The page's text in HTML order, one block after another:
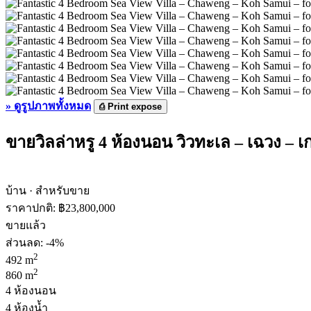
» ดูรูปภาพทั้งหมด ⎙Print expose
ขายวิลล่าหรู 4 ห้องนอน วิวทะเล – เฉวง –
บ้าน · สำหรับขาย
ราคาปกติ: ฿23,800,000
ขายแล้ว
ส่วนลด: -4%
492 m2
860 m2
4 ห้องนอน
4 ห้องน้ำ